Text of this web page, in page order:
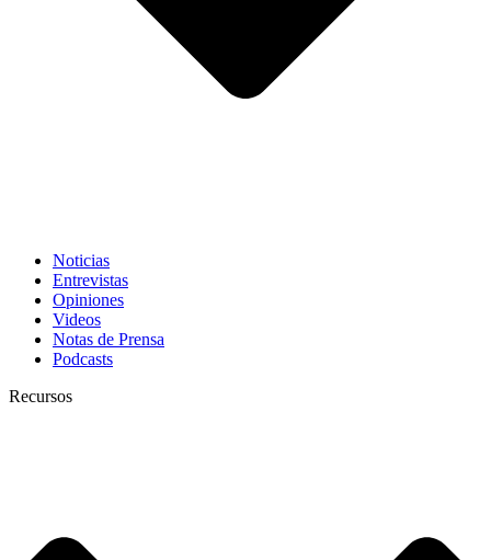
Noticias
Entrevistas
Opiniones
Videos
Notas de Prensa
Podcasts
Recursos